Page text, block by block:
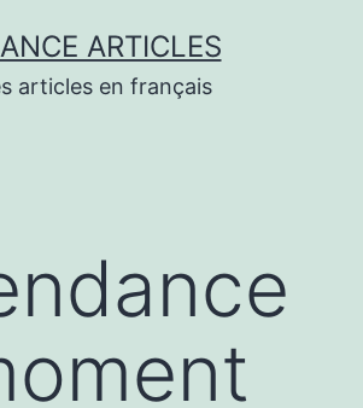
ARTICLES
articles en français